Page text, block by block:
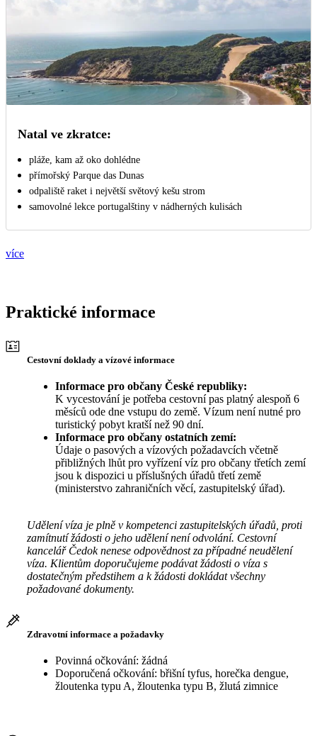
Natal ve zkratce:
pláže, kam až oko dohlédne
přímořský Parque das Dunas
odpaliště raket i největší světový kešu strom
samovolné lekce portugalštiny v nádherných kulisách
více
Praktické informace
Cestovní doklady a vízové informace
Informace pro občany České republiky:
K vycestování je potřeba cestovní pas platný alespoň 6
měsíců ode dne vstupu do země. Vízum není nutné pro
turistický pobyt kratší než 90 dní.
Informace pro občany ostatních zemí:
Údaje o pasových a vízových požadavcích včetně
přibližných lhůt pro vyřízení víz pro občany třetích zemí
jsou k dispozici u příslušných úřadů třetí země
(ministerstvo zahraničních věcí, zastupitelský úřad).
Udělení víza je plně v kompetenci zastupitelských úřadů, proti
zamítnutí žádosti o jeho udělení není odvolání. Cestovní
kancelář Čedok nenese odpovědnost za případné neudělení
víza. Klientům doporučujeme podávat žádosti o víza s
dostatečným předstihem a k žádosti dokládat všechny
požadované dokumenty.
Zdravotní informace a požadavky
Povinná očkování: žádná
Doporučená očkování: břišní tyfus, horečka dengue,
žloutenka typu A, žloutenka typu B, žlutá zimnice